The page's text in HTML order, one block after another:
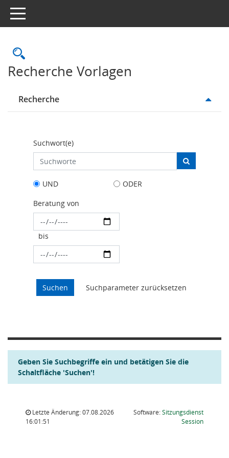
Toggle navigation
Rechercheauswahl
Recherche Vorlagen
Recherche
Suchwort(e)
UND
ODER
Beratung von
bis
Geben Sie Suchbegriffe ein und betätigen Sie die
Schaltfläche 'Suchen'!
Letzte Änderung: 07.08.2026
16:01:51
Software:Sitzungsdienst
Session(Wird in